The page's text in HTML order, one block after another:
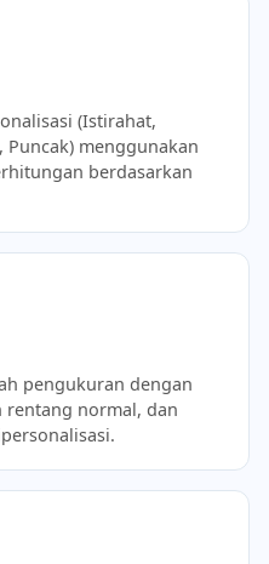
(Istirahat,
Puncak) menggunakan
berdasarkan
pengukuran dengan
rentang normal, dan